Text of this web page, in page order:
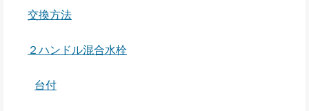
交換方法
２ハンドル混合水栓
台付